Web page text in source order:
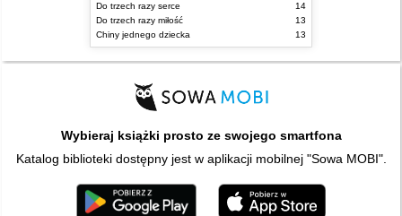
Do trzech razy serce
14
Do trzech razy miłość
13
Chiny jednego dziecka
13
Wybieraj książki prosto ze swojego smartfona
Katalog biblioteki dostępny jest w aplikacji mobilnej "Sowa MOBI".